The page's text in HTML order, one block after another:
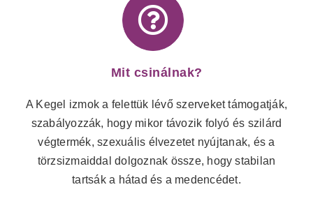
Mit csinálnak?
A Kegel izmok a felettük lévő szerveket támogatják,
szabályozzák, hogy mikor távozik folyó és szilárd
végtermék, szexuális élvezetet nyújtanak, és a
törzsizmaiddal dolgoznak össze, hogy stabilan
tartsák a hátad és a medencédet.